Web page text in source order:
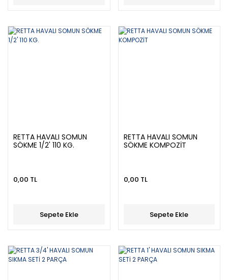
RETTA HAVALI SOMUN
SÖKME 1/2' 110 KG.
0,00 TL
Sepete Ekle
RETTA HAVALI SOMUN
SÖKME KOMPOZİT
0,00 TL
Sepete Ekle